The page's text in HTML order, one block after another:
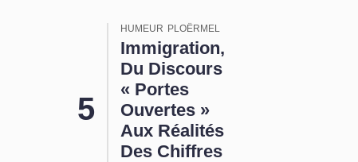
HUMEUR PLOËRMEL
Immigration,
Du Discours
« Portes
Ouvertes »
Aux Réalités
Des Chiffres